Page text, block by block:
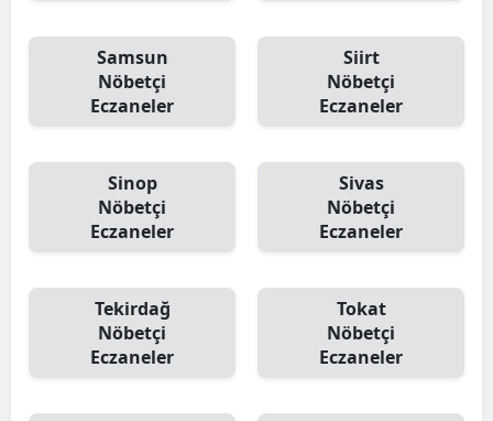
Samsun
Nöbetçi
Eczaneler
Siirt
Nöbetçi
Eczaneler
Sinop
Nöbetçi
Eczaneler
Sivas
Nöbetçi
Eczaneler
Tekirdağ
Nöbetçi
Eczaneler
Tokat
Nöbetçi
Eczaneler